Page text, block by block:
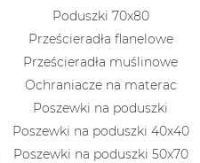
Poduszki 70x80
Prześcieradła flanelowe
Prześcieradła muślinowe
Ochraniacze na materac
Poszewki na poduszki
Poszewki na poduszki 40x40
Poszewki na poduszki 50x70